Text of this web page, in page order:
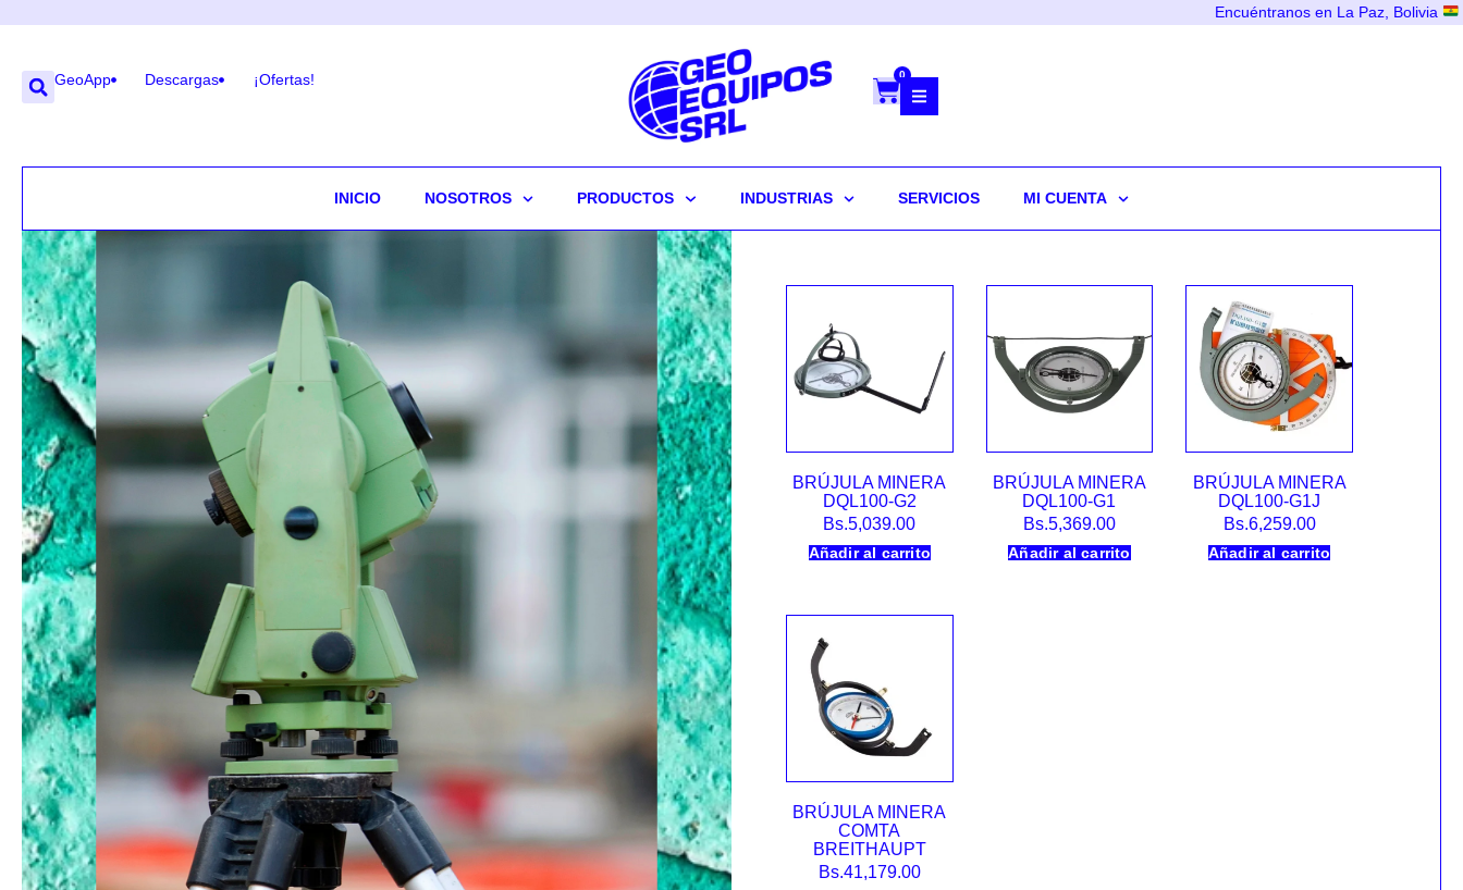
Encuéntranos en La Paz, Bolivia
GeoApp Descargas ¡Ofertas! 0
INICIO NOSOTROS PRODUCTOS INDUSTRIAS SERVICIOS MI CUENTA
BRÚJULA MINERA
DQL100-G2
Bs.5,039.00
Añadir al carrito
BRÚJULA MINERA
DQL100-G1
Bs.5,369.00
Añadir al carrito
BRÚJULA MINERA
DQL100-G1J
Bs.6,259.00
Añadir al carrito
BRÚJULA MINERA
COMTA
BREITHAUPT
Bs.41,179.00